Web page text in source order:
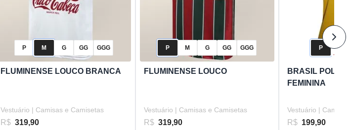
P M G GG GGG
FLUMINENSE LOUCO BRANCA
Vestuário | Camisas e Camisetas
R$ 319,90
P M G GG GGG
FLUMINENSE LOUCO
Vestuário | Camisas e Camisetas
R$ 319,90
P M
BRASIL POLO
FEMININA
Vestuário |
R$ 199,90